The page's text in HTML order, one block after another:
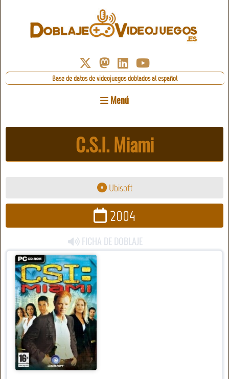
Base de datos de videojuegos doblados al español
Menú
C.S.I. Miami
Ubisoft
2004
FICHA DE DOBLAJE